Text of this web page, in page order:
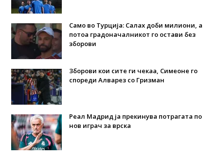
Само во Турција: Салах доби милиони, а
потоа градоначалникот го остави без
зборови
Зборови кои сите ги чекаа, Симеоне го
спореди Алварез со Гризман
Реал Мадрид ја прекинува потрагата по
нов играч за врска